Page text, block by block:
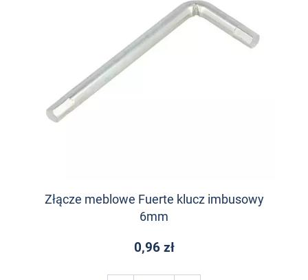
Złącze meblowe Fuerte klucz imbusowy
6mm
0,96 zł